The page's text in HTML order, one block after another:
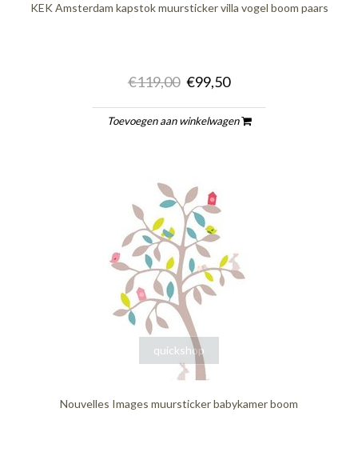
KEK Amsterdam kapstok muursticker villa vogel boom paars
€119,00 €99,50
Toevoegen aan winkelwagen
quickshop
Nouvelles Images muursticker babykamer boom